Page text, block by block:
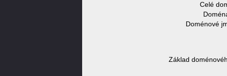
Celé
Doménové
Základ